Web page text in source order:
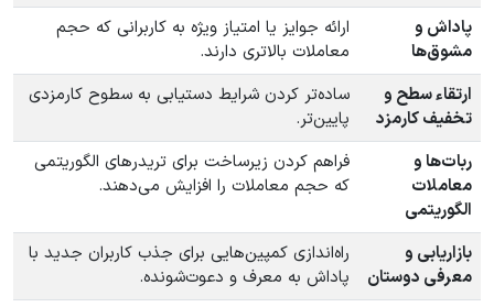
پاداش و
مشوق‌ها
ارائه جوایز یا امتیاز ویژه به کاربرانی که حجم
معاملات بالاتری دارند.
ارتقاء سطح و
تخفیف کارمزد
ساده‌تر کردن شرایط دستیابی به سطوح کارمزدی
پایین‌تر.
ربات‌ها و
معاملات
الگوریتمی
فراهم کردن زیرساخت برای تریدرهای الگوریتمی
که حجم معاملات را افزایش می‌دهند.
بازاریابی و
معرفی دوستان
راه‌اندازی کمپین‌هایی برای جذب کاربران جدید با
پاداش به معرف و دعوت‌شونده.